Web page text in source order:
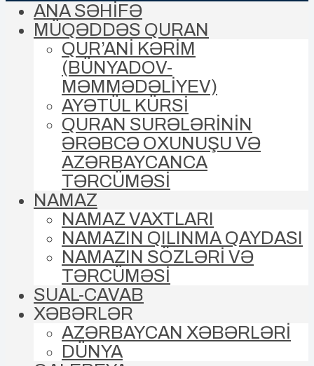
ANA SƏHİFƏ
MÜQƏDDƏS QURAN
QUR’ANİ KƏRİM
(BÜNYADOV-
MƏMMƏDƏLIYEV)
AYƏTÜL KÜRSİ
QURAN SURƏLƏRİNİN
ƏRƏBCƏ OXUNUŞU VƏ
AZƏRBAYCANCA
TƏRCÜMƏSİ
NAMAZ
NAMAZ VAXTLARI
NAMAZIN QILINMA QAYDASI
NAMAZIN SÖZLƏRİ VƏ
TƏRCÜMƏSİ
SUAL-CAVAB
XƏBƏRLƏR
AZƏRBAYCAN XƏBƏRLƏRİ
DÜNYA